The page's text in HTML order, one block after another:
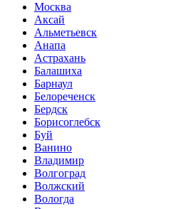
Москва
Аксай
Альметьевск
Анапа
Астрахань
Балашиха
Барнаул
Белореченск
Бердск
Борисоглебск
Буй
Ванино
Владимир
Волгоград
Волжский
Вологда